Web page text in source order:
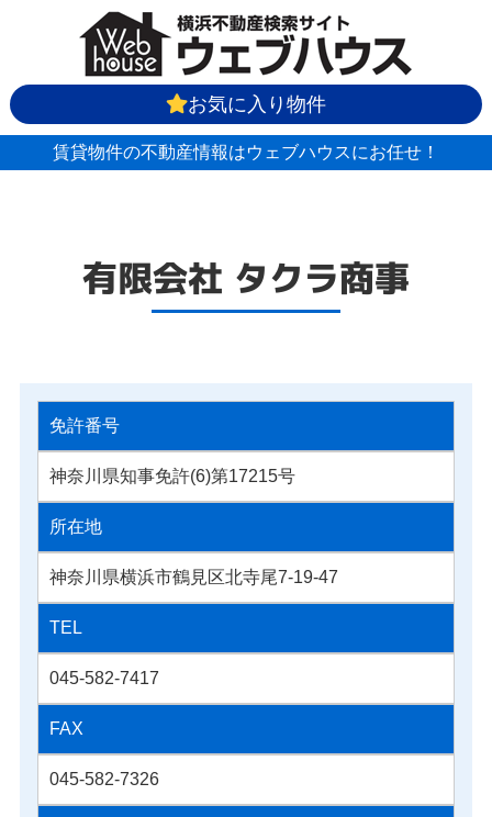
お気に入り物件
賃貸物件の不動産情報はウェブハウスにお任せ！
有限会社 タクラ商事
免許番号
神奈川県知事免許(6)第17215号
所在地
神奈川県横浜市鶴見区北寺尾7-19-47
TEL
045-582-7417
FAX
045-582-7326